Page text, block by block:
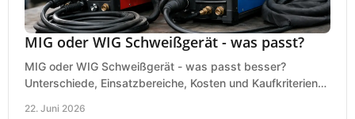
MIG oder WIG Schweißgerät - was passt?
MIG oder WIG Schweißgerät - was passt besser?
Unterschiede, Einsatzbereiche, Kosten und Kaufkriterien
22. Juni 2026